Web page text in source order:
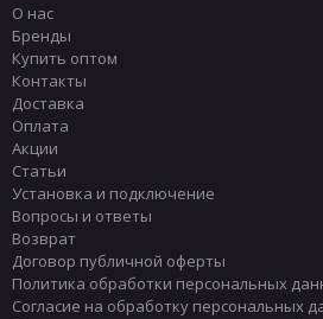
О нас
Бренды
Купить оптом
Контакты
Доставка
Оплата
Акции
Статьи
Установка и подключение
Вопросы и ответы
Возврат
Договор публичной оферты
Политика обработки персональных
Согласие на обработку персональных